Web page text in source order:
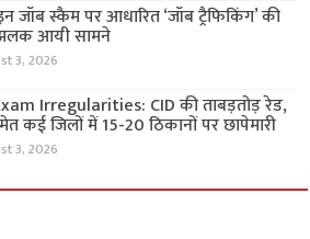
जॉब स्कैम पर आधारित ‘जॉब ट्रैफिकिंग’ की
आयी सामने
3, 2026
Irregularities: CID की ताबड़तोड़ रेड,
कई जिलों में 15-20 ठिकानों पर छापेमारी
3, 2026